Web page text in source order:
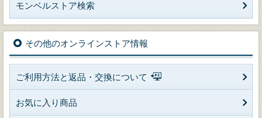
モンベルストア検索
その他のオンラインストア情報
ご利用方法と返品・交換について
お気に入り商品